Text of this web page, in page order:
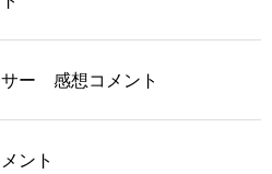
ー 感想コメント
ント